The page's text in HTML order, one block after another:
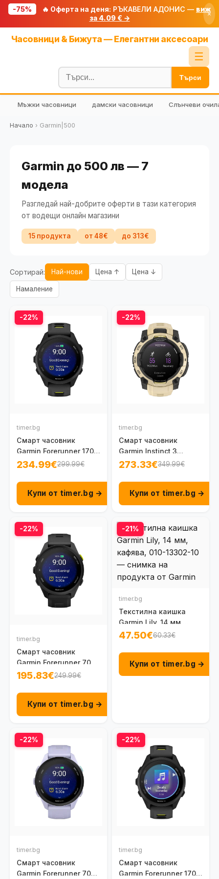
-75% 🔥 Оферта на деня: РЪКАВЕЛИ АДОНИС — виж
за 4.09 € →
×
Часовници & Бижута — Елегантни аксесоари
☰
Блог
🧮 Калкулатори
🔍 Намери продукт
Търси
Мъжки часовници дамски часовници Слънчеви
Начало › Garmin|500
Garmin до 500 лв — 7
модела
Разгледай най-добрите оферти в тази категория
от водещи онлайн магазини
15 продукта от 48€ до 313€
Сортирай: Най-нови Цена ↑ Цена ↓
Намаление
-22%
timer.bg
Смарт часовник
Garmin Forerunner 170
Amoled 43 мм GPS
03920-00
234.99€299.99€
Купи от timer.bg →
-22%
timer.bg
Смарт часовник
Garmin Instinct 3
Amoled 45 мм Citrine
273.33€349.99€
Купи от timer.bg →
-22%
timer.bg
Смарт часовник
Garmin Forerunner 70
Amoled 42.6 мм GPS
195.83€249.99€
Купи от timer.bg →
-21%
timer.bg
Текстилна каишка
Garmin Lily, 14 мм,
кафява, 010-13302-10
47.50€60.33€
Купи от timer.bg →
-22%
timer.bg
Смарт часовник
Garmin Forerunner 70
-22%
timer.bg
Смарт часовник
Garmin Forerunner 170